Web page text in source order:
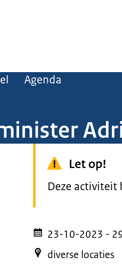
Agenda
Let op!
Deze activiteit
23-10-2023 -
diverse locaties